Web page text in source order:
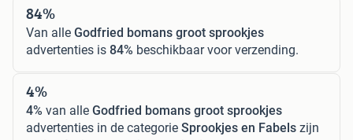
84%
Van alle Godfried bomans groot sprookjes
advertenties is 84% beschikbaar voor verzending.
4%
4% van alle Godfried bomans groot sprookjes
advertenties in de categorie Sprookjes en Fabels zijn